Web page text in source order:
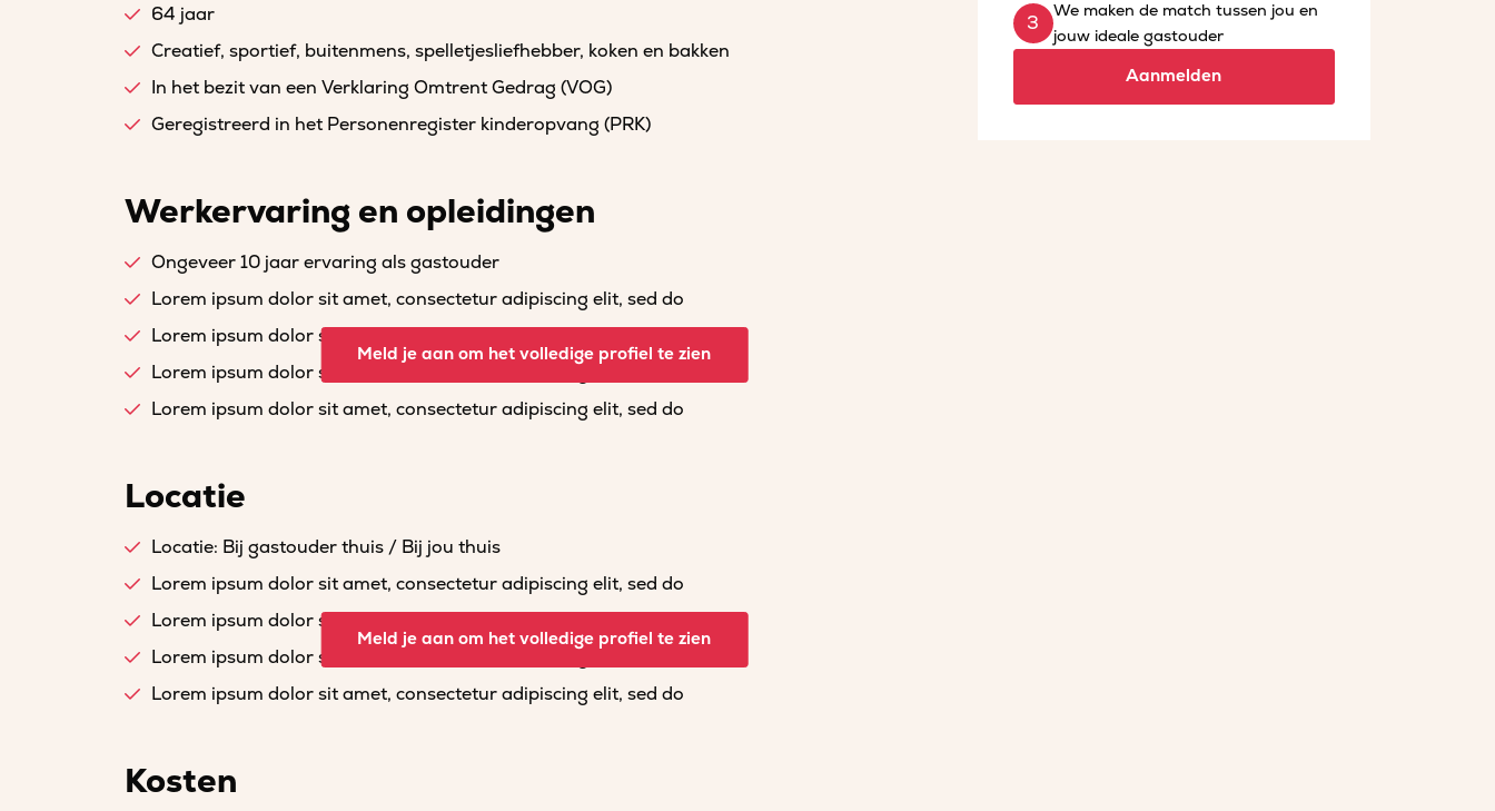
64 jaar
Creatief, sportief, buitenmens, spelletjesliefhebber, koken en bakken
In het bezit van een Verklaring Omtrent Gedrag (VOG)
Geregistreerd in het Personenregister kinderopvang (PRK)
We maken de match tussen jou en
jouw ideale gastouder
Aanmelden
Werkervaring en opleidingen
Ongeveer 10 jaar ervaring als gastouder
Lorem ipsum dolor sit amet, consectetur adipiscing elit, sed do
Lorem ipsum dolor sit amet, consectetur adipiscing elit, sed do
Lorem ipsum dolor sit amet, consectetur adipiscing elit, sed do
Lorem ipsum dolor sit amet, consectetur adipiscing elit, sed do
Meld je aan om het volledige profiel te zien
Locatie
Locatie: Bij gastouder thuis / Bij jou thuis
Lorem ipsum dolor sit amet, consectetur adipiscing elit, sed do
Lorem ipsum dolor sit amet, consectetur adipiscing elit, sed do
Lorem ipsum dolor sit amet, consectetur adipiscing elit, sed do
Lorem ipsum dolor sit amet, consectetur adipiscing elit, sed do
Meld je aan om het volledige profiel te zien
Kosten